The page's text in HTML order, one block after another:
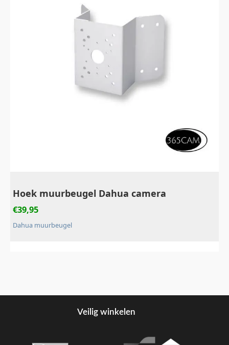
Hoek muurbeugel Dahua camera
€39,95
Dahua muurbeugel
Veilig winkelen